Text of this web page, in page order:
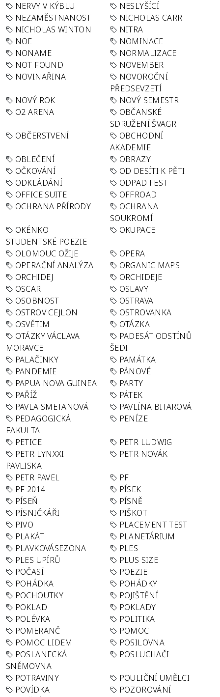
NERVY V KÝBLU
NESLYŠÍCÍ
NEZAMĚSTNANOST
NICHOLAS CARR
NICHOLAS WINTON
NITRA
NOE
NOMINACE
NONAME
NORMALIZACE
NOT FOUND
NOVEMBER
NOVINAŘINA
NOVOROČNÍ
PŘEDSEVZETÍ
NOVÝ ROK
NOVÝ SEMESTR
O2 ARENA
OBČANSKÉ
SDRUŽENÍ ŠVAGR
OBČERSTVENÍ
OBCHODNÍ
AKADEMIE
OBLEČENÍ
OBRAZY
OČKOVÁNÍ
OD DESÍTI K PĚTI
ODKLÁDÁNÍ
ODPAD FEST
OFFICE SUITE
OFFROAD
OCHRANA PŘÍRODY
OCHRANA
SOUKROMÍ
OKÉNKO
STUDENTSKÉ POEZIE
OKUPACE
OLOMOUC OŽIJE
OPERA
OPERAČNÍ ANALÝZA
ORGANIC MAPS
ORCHIDEJ
ORCHIDEJE
OSCAR
OSLAVY
OSOBNOST
OSTRAVA
OSTROV CEJLON
OSTROVANKA
OSVĚTIM
OTÁZKA
OTÁZKY VÁCLAVA
MORAVCE
PADESÁT ODSTÍNŮ
ŠEDI
PALAČINKY
PAMÁTKA
PANDEMIE
PÁNOVÉ
PAPUA NOVA GUINEA
PARTY
PAŘÍŽ
PÁTEK
PAVLA SMETANOVÁ
PAVLÍNA BITAROVÁ
PEDAGOGICKÁ
FAKULTA
PENÍZE
PETICE
PETR LUDWIG
PETR LYNXXI
PAVLISKA
PETR NOVÁK
PETR PAVEL
PF
PF 2014
PÍSEK
PÍSEŇ
PÍSNĚ
PÍSNIČKÁŘI
PIŠKOT
PIVO
PLACEMENT TEST
PLAKÁT
PLANETÁRIUM
PLAVKOVÁSEZONA
PLES
PLES UPÍRŮ
PLUS SIZE
POČASÍ
POEZIE
POHÁDKA
POHÁDKY
POCHOUTKY
POJIŠTĚNÍ
POKLAD
POKLADY
POLÉVKA
POLITIKA
POMERANČ
POMOC
POMOC LIDEM
POSILOVNA
POSLANECKÁ
SNĚMOVNA
POSLUCHAČI
POTRAVINY
POULIČNÍ UMĚLCI
POVÍDKA
POZOROVÁNÍ